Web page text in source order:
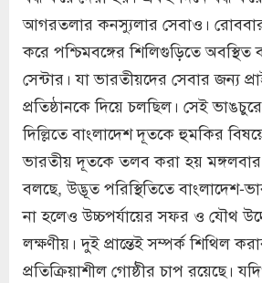
আগরতলার কনস্যুলার সেবাও। রোববার
করে পশ্চিমবঙ্গের শিলিগুড়িতে অবস্থিত
সেন্টার। যা ভারতীয়দের সেবার জন্য
প্রতিষ্ঠানকে দিয়ে চলছিল। সেই
দিল্লিতে বাংলাদেশ দূতকে হুমকির
ভারতীয় দূতকে তলব করা হয়
বলছে, উদ্ভূত পরিস্থিতিতে বাংলাদেশ-
না হলেও উচ্চপর্যায়ের সফর ও যৌথ
লক্ষণীয়। দুই প্রান্তেই সম্পর্ক শিথিল
প্রতিক্রিয়াশীল গোষ্ঠীর চাপ রয়েছে।